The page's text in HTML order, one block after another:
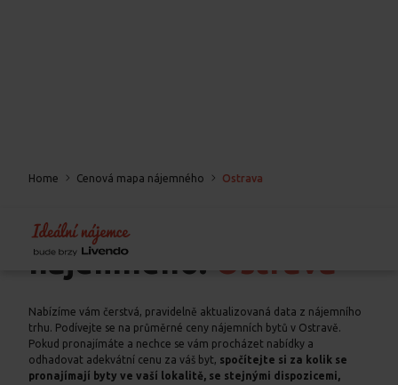
Home Cenová mapa nájemného Ostrava
Cenová mapa
nájemného: Ostrava
Nabízíme vám čerstvá, pravidelně aktualizovaná data z nájemního
trhu. Podívejte se na průměrné ceny nájemních bytů v Ostravě.
Pokud pronajímáte a nechce se vám procházet nabídky a
odhadovat adekvátní cenu za váš byt, spočítejte si za kolik se
pronajímají byty ve vaší lokalitě, se stejnými dispozicemi,